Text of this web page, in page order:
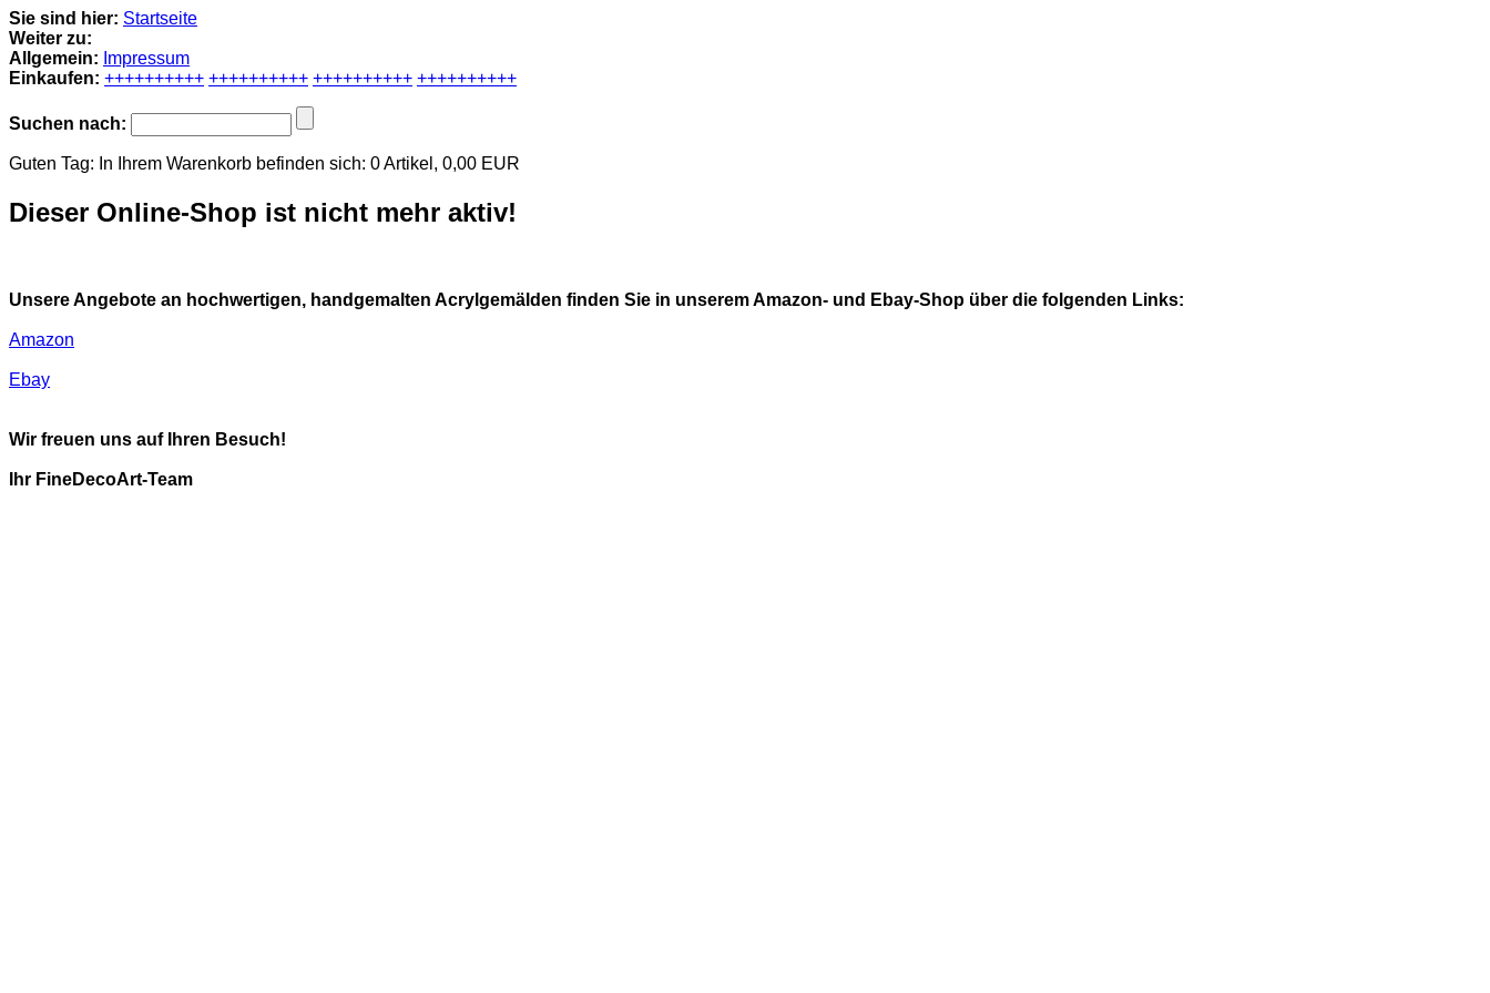
Sie sind hier: Startseite
Weiter zu:
Allgemein: Impressum
Einkaufen: ++++++++++ ++++++++++ ++++++++++ ++++++++++
Suchen nach:
Guten Tag: In Ihrem Warenkorb befinden sich: 0Artikel, 0,00 EUR
Dieser Online-Shop ist nicht mehr aktiv!
Unsere Angebote an hochwertigen, handgemalten Acrylgemälden finden Sie in unserem Amazon- und Ebay-Shop über die folgenden Links:
Amazon
Ebay
Wir freuen uns auf Ihren Besuch!
Ihr FineDecoArt-Team